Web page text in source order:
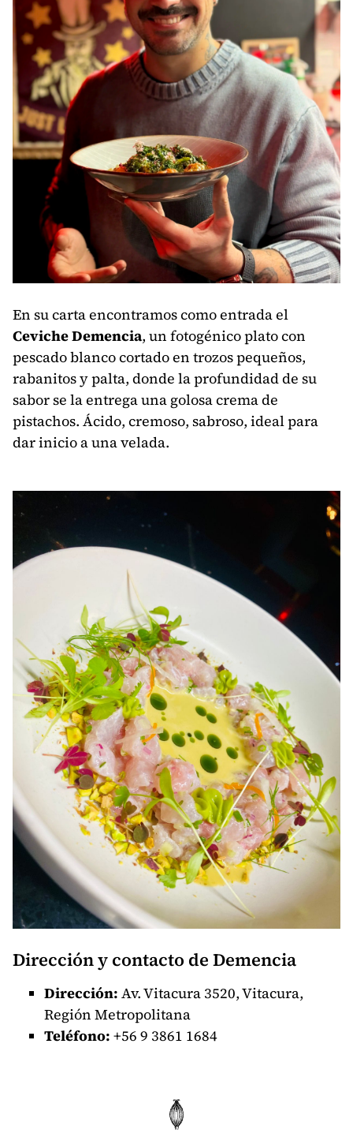
En su carta encontramos como entrada el
Ceviche Demencia, un fotogénico plato con
pescado blanco cortado en trozos pequeños,
rabanitos y palta, donde la profundidad de su
sabor se la entrega una golosa crema de
pistachos. Ácido, cremoso, sabroso, ideal para
dar inicio a una velada.
Dirección y contacto de Demencia
Dirección: Av. Vitacura 3520, Vitacura,
Región Metropolitana
Teléfono: +56 9 3861 1684